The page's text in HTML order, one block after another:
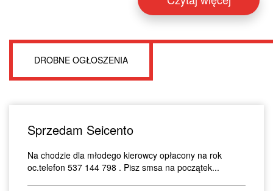
DROBNE OGŁOSZENIA
Sprzedam Seicento
Na chodzie dla młodego kierowcy opłacony na rok
oc.telefon 537 144 798 . Pisz smsa na początek...